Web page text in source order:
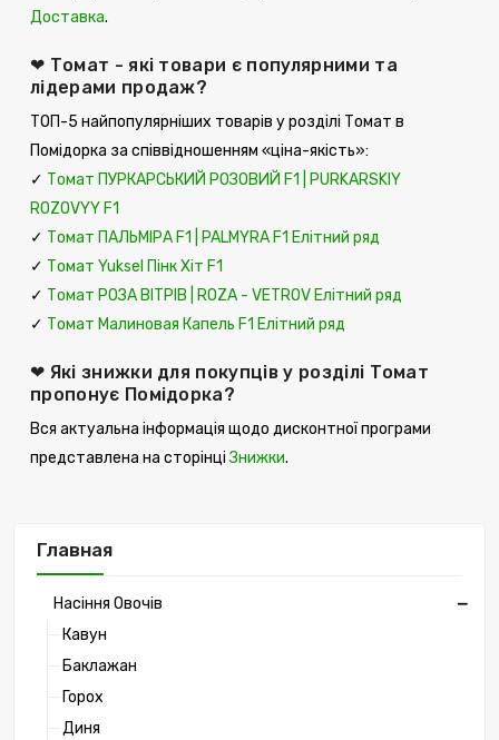
Главная
Насіння Овочів
Кавун
Баклажан
Горох
Диня
Доставка.
❤ Томат - які товари є популярними та
лідерами продаж?
ТОП-5 найпопулярніших товарів у розділі Томат в
Помідорка за співвідношенням «ціна-якість»:
✓ Томат ПУРКАРСЬКИЙ РОЗОВИЙ F1 | PURKARSKIY
ROZOVYY F1
✓ Томат ПАЛЬМІРА F1 | PALMYRA F1 Елітний ряд
✓ Томат Yuksel Пінк Хіт F1
✓ Томат РОЗА ВІТРІВ | ROZA - VETROV Елітний ряд
✓ Томат Малиновая Капель F1 Елітний ряд
❤ Які знижки для покупців у розділі Томат
пропонує Помідорка?
Вся актуальна інформація щодо дисконтної програми
представлена ​​на сторінціЗнижки.